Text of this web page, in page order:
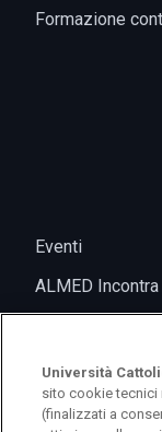
Formazione
Eventi
ALMED Incontra
Università
sito cookie tecnici
(finalizzati a